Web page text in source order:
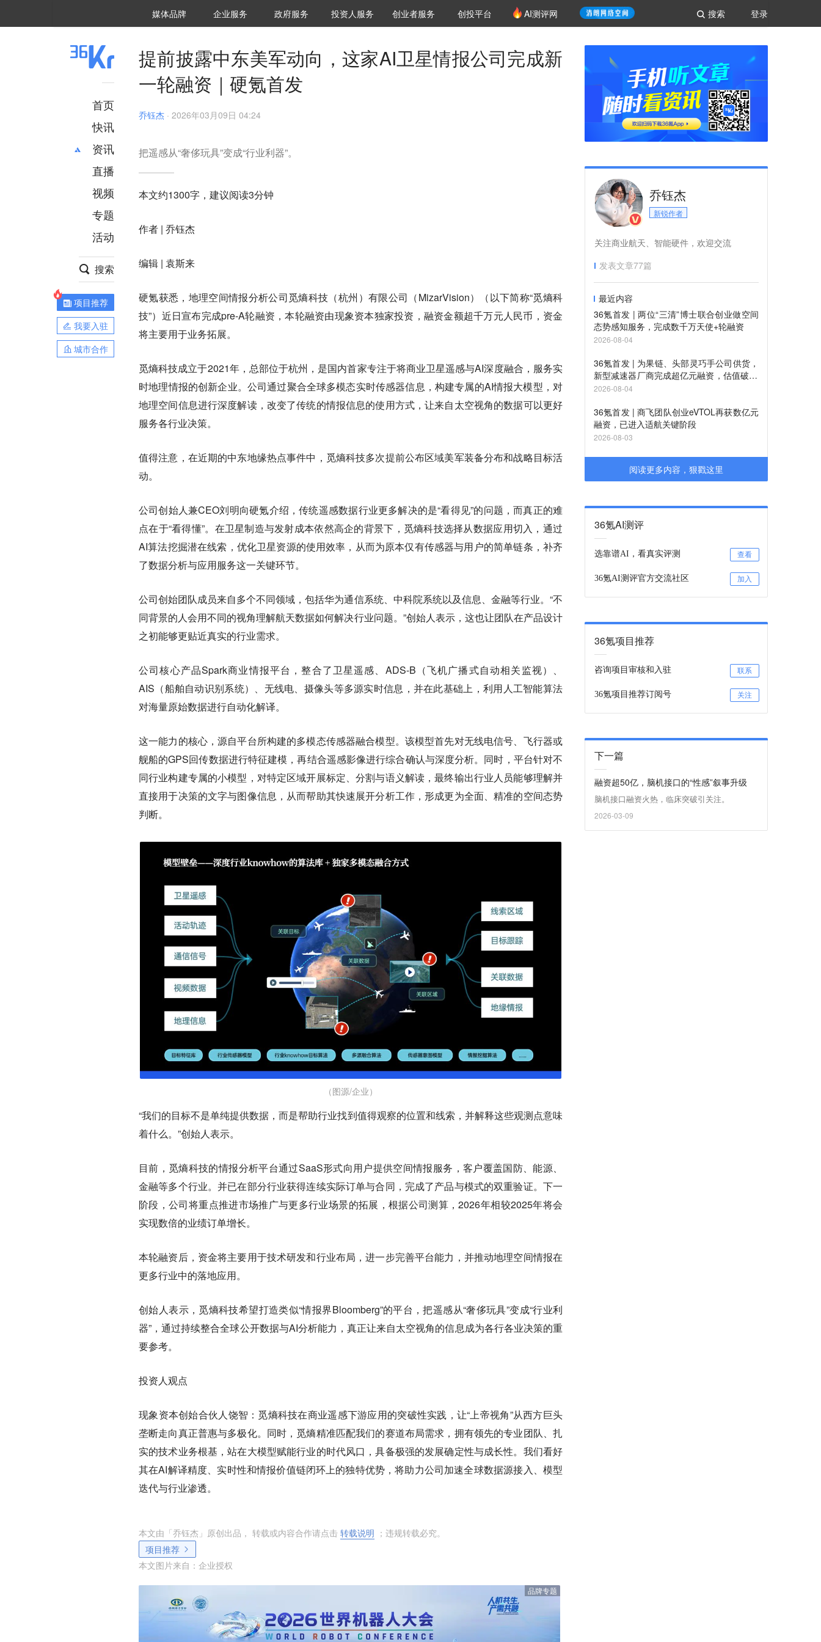
登录
搜索
媒体品牌 36Kr研究院
企业服务 城市之窗
政府服务 VClub投资机构库
投资机构职位推介
投资人服务 创投氪堂
创业者服务 创投平台 AI测评网
首页
快讯
资讯
推荐
财经
项目推荐
安徽
直播
视频
专题
活动
搜索
项目推荐
我要入驻
城市合作
提前披露中东美军动向，这家AI卫星情报公司完成新
一轮融资｜硬氪首发
乔钰杰 · 2026年03月09日 04:24
把遥感从“奢侈玩具”变成“行业利器”。
本文约1300字，建议阅读3分钟
作者 | 乔钰杰
编辑 | 袁斯来
硬氪获悉，地理空间情报分析公司觅熵科技（杭州）有限公司（MizarVision）（以下简称“觅熵科
技”）近日宣布完成pre-A轮融资，本轮融资由现象资本独家投资，融资金额超千万元人民币，资金
将主要用于业务拓展。
觅熵科技成立于2021年，总部位于杭州，是国内首家专注于将商业卫星遥感与AI深度融合，服务实
时地理情报的创新企业。公司通过聚合全球多模态实时传感器信息，构建专属的AI情报大模型，对
地理空间信息进行深度解读，改变了传统的情报信息的使用方式，让来自太空视角的数据可以更好
服务各行业决策。
值得注意，在近期的中东地缘热点事件中，觅熵科技多次提前公布区域美军装备分布和战略目标活
动。
公司创始人兼CEO刘明向硬氪介绍，传统遥感数据行业更多解决的是“看得见”的问题，而真正的难
点在于“看得懂”。在卫星制造与发射成本依然高企的背景下，觅熵科技选择从数据应用切入，通过
AI算法挖掘潜在线索，优化卫星资源的使用效率，从而为原本仅有传感器与用户的简单链条，补齐
了数据分析与应用服务这一关键环节。
公司创始团队成员来自多个不同领域，包括华为通信系统、中科院系统以及信息、金融等行业。“不
同背景的人会用不同的视角理解航天数据如何解决行业问题。”创始人表示，这也让团队在产品设计
之初能够更贴近真实的行业需求。
公司核心产品Spark商业情报平台，整合了卫星遥感、ADS-B（飞机广播式自动相关监视）、
AIS（船舶自动识别系统）、无线电、摄像头等多源实时信息，并在此基础上，利用人工智能算法
对海量原始数据进行自动化解译。
这一能力的核心，源自平台所构建的多模态传感器融合模型。该模型首先对无线电信号、飞行器或
舰船的GPS回传数据进行特征建模，再结合遥感影像进行综合确认与深度分析。同时，平台针对不
同行业构建专属的小模型，对特定区域开展标定、分割与语义解读，最终输出行业人员能够理解并
直接用于决策的文字与图像信息，从而帮助其快速展开分析工作，形成更为全面、精准的空间态势
判断。
（图源/企业）
“我们的目标不是单纯提供数据，而是帮助行业找到值得观察的位置和线索，并解释这些观测点意味
着什么。”创始人表示。
目前，觅熵科技的情报分析平台通过SaaS形式向用户提供空间情报服务，客户覆盖国防、能源、
金融等多个行业。并已在部分行业获得连续实际订单与合同，完成了产品与模式的双重验证。下一
阶段，公司将重点推进市场推广与更多行业场景的拓展，根据公司测算，2026年相较2025年将会
实现数倍的业绩订单增长。
本轮融资后，资金将主要用于技术研发和行业布局，进一步完善平台能力，并推动地理空间情报在
更多行业中的落地应用。
创始人表示，觅熵科技希望打造类似“情报界Bloomberg”的平台，把遥感从“奢侈玩具”变成“行业利
器”，通过持续整合全球公开数据与AI分析能力，真正让来自太空视角的信息成为各行各业决策的重
要参考。
投资人观点
现象资本创始合伙人饶智： 觅熵科技在商业遥感下游应用的突破性实践，让“上帝视角”从西方巨头
垄断走向真正普惠与多极化。同时，觅熵精准匹配我们的赛道布局需求，拥有领先的专业团队、扎
实的技术业务根基，站在大模型赋能行业的时代风口，具备极强的发展确定性与成长性。我们看好
其在AI解译精度、实时性和情报价值链闭环上的独特优势，将助力公司加速全球数据源接入、模型
迭代与行业渗透。
本文由「乔钰杰 」原创出品， 转载或内容合作请点击 转载说明 ；违规转载必究。
项目推荐
本文图片来自： 企业授权
品牌专题
乔钰杰
新锐作者
关注商业航天、智能硬件，欢迎交流
发表文章77篇
最近内容
36氪首发 | 两位“三清”博士联合创业做空间
态势感知服务，完成数千万天使+轮融资
2026-08-04
36氪首发 | 为果链、头部灵巧手公司供货，
新型减速器厂商完成超亿元融资，估值破10
亿
2026-08-04
36氪首发 | 商飞团队创业eVTOL再获数亿元
融资，已进入适航关键阶段
2026-08-03
阅读更多内容，狠戳这里
36氪AI测评
选靠谱AI，看真实评测 查看
36氪AI测评官方交流社区 加入
36氪项目推荐
咨询项目审核和入驻 联系
36氪项目推荐订阅号 关注
下一篇
融资超50亿，脑机接口的“性感”叙事升级
脑机接口融资火热，临床突破引关注。
2026-03-09